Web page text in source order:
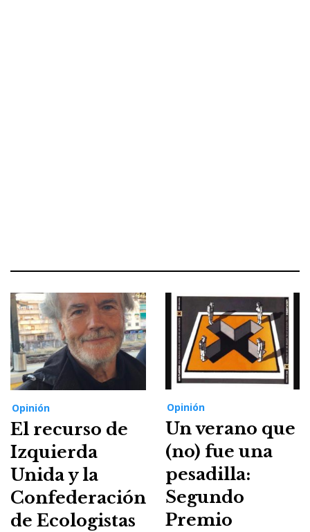
Opinión
El recurso de
Izquierda
Unida y la
Confederación
de Ecologistas
Opinión
Un verano que
(no) fue una
pesadilla:
Segundo
Premio